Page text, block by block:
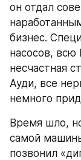
он отдал
бизнес.
насосов, всю
несчастная
Ауди, все
немного
Время шло,
самой
позвонил